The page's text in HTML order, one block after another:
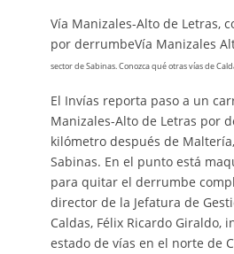
Vía Manizales-Alto de Letras,
por derrumbeVía Manizales
sector de Sabinas. Conozca qué otras vías de
El Invías reporta paso a un
Manizales-Alto de Letras por
kilómetro después de
Sabinas. En el punto está
para quitar el derrumbe
director de la Jefatura de
Caldas, Félix Ricardo Giraldo,
estado de vías en el norte de